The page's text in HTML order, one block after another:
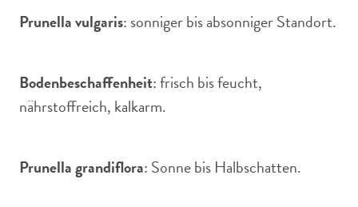
Prunella vulgaris: sonniger bis absonniger Standort.
Bodenbeschaffenheit: frisch bis feucht,
nährstoffreich, kalkarm.
Prunella grandiflora: Sonne bis Halbschatten.